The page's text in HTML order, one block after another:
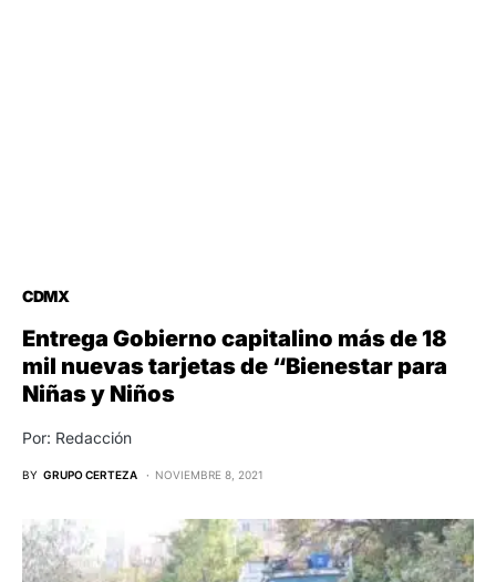
CDMX
Entrega Gobierno capitalino más de 18
mil nuevas tarjetas de “Bienestar para
Niñas y Niños
Por: Redacción
BY GRUPO CERTEZA NOVIEMBRE 8, 2021